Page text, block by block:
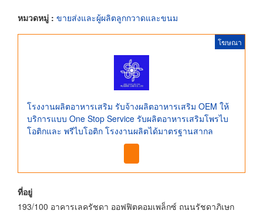
หมวดหมู่ : ขายส่งและผู้ผลิตลูกกวาดและขนม
โฆษณา
โรงงานผลิตอาหารเสริม รับจ้างผลิตอาหารเสริม OEM ให้
บริการแบบ One Stop Service รับผลิตอาหารเสริมโพรไบ
โอติกและ พรีไบโอติก โรงงานผลิตได้มาตรฐานสากล
ที่อยู่
193/100 อาคารเลครัชดา ออฟฟิตคอมเพล็กซ์ ถนนรัชดาภิเษก